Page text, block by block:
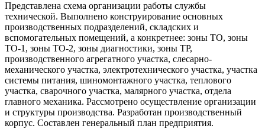
Представлена схема организации работы службы
технической. Выполнено конструирование основных
производственных подразделений, складских и
вспомогательных помещений, а конкретнее: зоны ТО, зоны
ТО-1, зоны ТО-2, зоны диагностики, зоны ТР,
производственного агрегатного участка, слесарно-
механического участка, электротехнического участка, участка
системы питания, шиномонтажного участка, теплового
участка, сварочного участка, малярного участка, отдела
главного механика. Рассмотрено осуществление организации
и структуры производства. Разработан производственный
корпус. Составлен генеральный план предприятия.